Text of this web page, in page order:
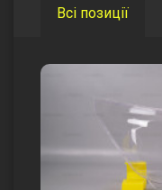
Всі позиції